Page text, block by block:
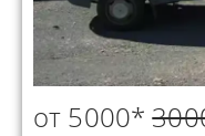
от 5000*